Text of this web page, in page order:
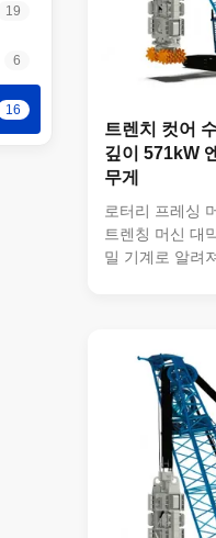
19
6
16
트렌치 컷어
깊이 571kW
무게
로터리 프레싱
트렌칭 머신 대
밀 기계로 알려
및 기초와 같은
해 강력하고 안
목 공사 작업에
운용 무게: 160
깊이: 최대 52
있다)• 툴 홀더: